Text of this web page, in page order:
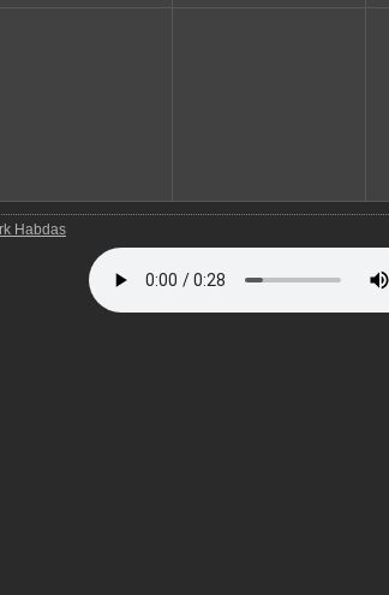
Habdas